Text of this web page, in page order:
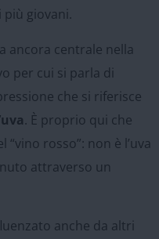
più giovani.
ancora centrale nella
per cui si parla di
che si riferisce
. È proprio qui che
rosso”: non è l’uva
attraverso un
anche da altri